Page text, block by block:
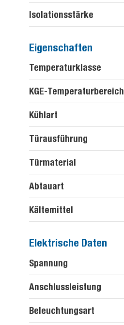
Isolationsstärke
Eigenschaften
Temperaturklasse
KGE-Temperaturbereich
Kühlart
Türausführung
Türmaterial
Abtauart
Kältemittel
Elektrische Daten
Spannung
Anschlussleistung
Beleuchtungsart